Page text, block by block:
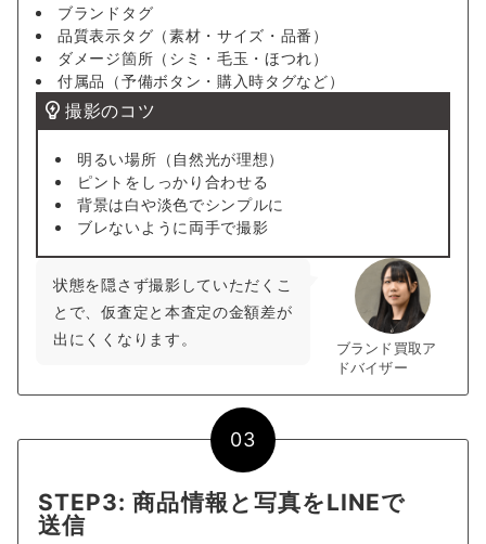
ブランドタグ
品質表示タグ（素材・サイズ・品番）
ダメージ箇所（シミ・毛玉・ほつれ）
付属品（予備ボタン・購入時タグなど）
撮影のコツ
明るい場所（自然光が理想）
ピントをしっかり合わせる
背景は白や淡色でシンプルに
ブレないように両手で撮影
ブランド買取ア
ドバイザー
状態を隠さず撮影していただくこ
とで、仮査定と本査定の金額差が
出にくくなります。
03
STEP3: 商品情報と写真をLINEで
送信